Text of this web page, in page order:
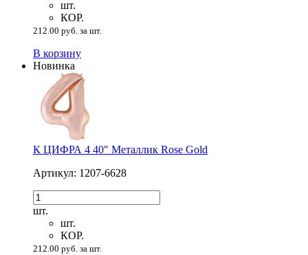
шт.
КОР.
212.00 руб. за шт.
В корзину
Новинка
К ЦИФРА 4 40" Металлик Rose Gold
Артикул: 1207-6628
шт.
шт.
КОР.
212.00 руб. за шт.